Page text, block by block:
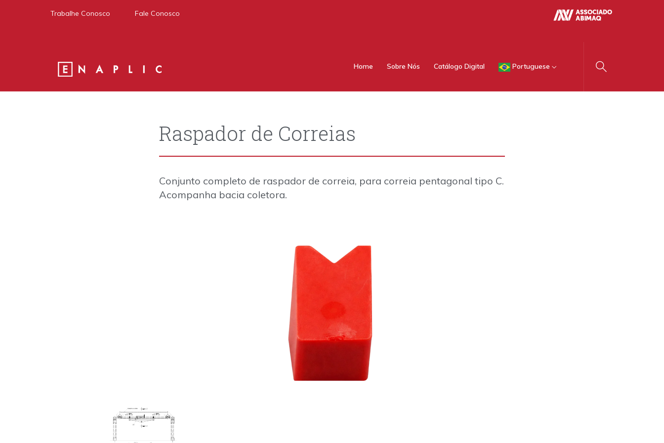
Trabalhe Conosco Fale Conosco
Home Sobre Nós Catálogo Digital Portuguese
Raspador de Correias
Conjunto completo de raspador de correia, para correia pentagonal tipo C.
Acompanha bacia coletora.